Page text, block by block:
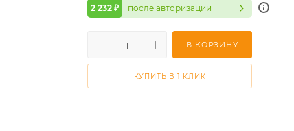
2 232 ₽ после авторизации
В КОРЗИНУ
КУПИТЬ В 1 КЛИК